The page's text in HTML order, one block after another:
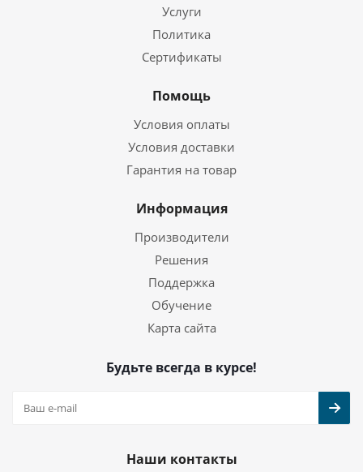
Услуги
Политика
Сертификаты
Помощь
Условия оплаты
Условия доставки
Гарантия на товар
Информация
Производители
Решения
Поддержка
Обучение
Карта сайта
Будьте всегда в курсе!
Наши контакты